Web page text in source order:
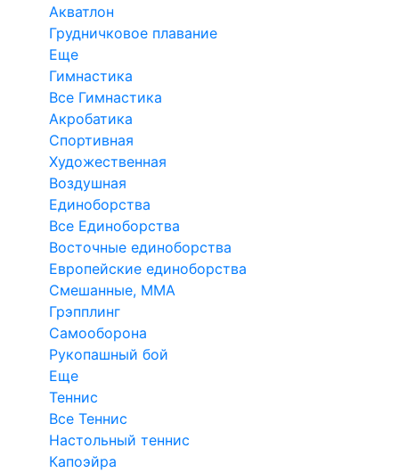
Акватлон
Грудничковое плавание
Еще
Гимнастика
Все Гимнастика
Акробатика
Спортивная
Художественная
Воздушная
Единоборства
Все Единоборства
Восточные единоборства
Европейские единоборства
Смешанные, ММА
Грэпплинг
Самооборона
Рукопашный бой
Еще
Теннис
Все Теннис
Настольный теннис
Капоэйра